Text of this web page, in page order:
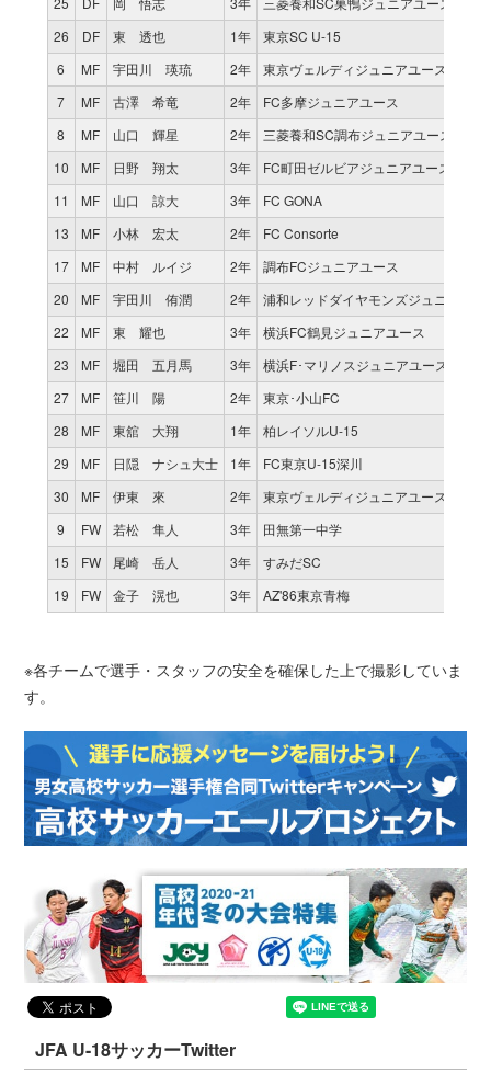
26
DF 東 透也 1年
東京SC U-15
6
MF 宇田川 瑛琉 2年
東京ヴェルディジュニアユース
7
MF 古澤 希竜 2年
FC多摩ジュニアユース
8
MF 山口 輝星 2年
三菱養和SC調布ジュニアユース
10
MF 日野 翔太 3年
FC町田ゼルビアジュニアユース
11
MF 山口 諒大 3年
FC GONA
13
MF 小林 宏太 2年
FC Consorte
17
MF 中村 ルイジ 2年
調布FCジュニアユース
20
MF 宇田川 侑潤 2年
浦和レッドダイヤモンズジュニアユー
22
MF 東 耀也 3年
横浜FC鶴見ジュニアユース
23
MF 堀田 五月馬 3年
横浜F･マリノスジュニアユース
27
MF 笹川 陽 2年
東京･小山FC
28
MF 東舘 大翔 1年
柏レイソルU-15
29
MF 日隠 ナシュ大士 1年
FC東京U-15深川
30
MF 伊東 來 2年
東京ヴェルディジュニアユース
9
FW 若松 隼人 3年
田無第一中学
15
FW 尾崎 岳人 3年
すみだSC
19
FW 金子 滉也 3年 AZ'86東京青梅
※各チームで選手・スタッフの安全を確保した上で撮影していま
す。
JFA U-18サッカーTwitter